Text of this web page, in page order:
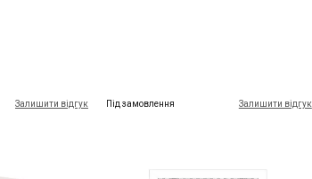
Залишити відгук Під замовлення Залишити відгук